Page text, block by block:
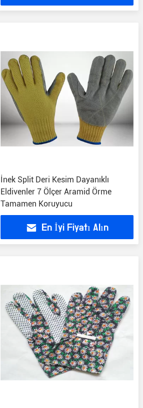
İnek Split Deri Kesim Dayanıklı
Eldivenler 7 Ölçer Aramid Örme
Tamamen Koruyucu
En İyi Fiyatı Alın